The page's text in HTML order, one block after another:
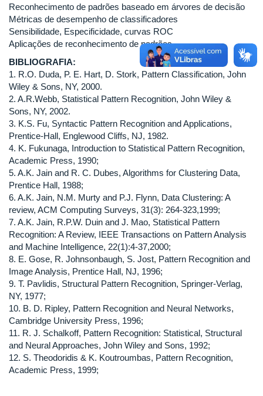
Reconhecimento de padrões baseado em árvores de decisão
Métricas de desempenho de classificadores
Sensibilidade, Especificidade, curvas ROC
Aplicações de reconhecimento de padrões
BIBLIOGRAFIA:
1. R.O. Duda, P. E. Hart, D. Stork, Pattern Classification, John
Wiley & Sons, NY, 2000.
2. A.R.Webb, Statistical Pattern Recognition, John Wiley &
Sons, NY, 2002.
3. K.S. Fu, Syntactic Pattern Recognition and Applications,
Prentice-Hall, Englewood Cliffs, NJ, 1982.
4. K. Fukunaga, Introduction to Statistical Pattern Recognition,
Academic Press, 1990;
5. A.K. Jain and R. C. Dubes, Algorithms for Clustering Data,
Prentice Hall, 1988;
6. A.K. Jain, N.M. Murty and P.J. Flynn, Data Clustering: A
review, ACM Computing Surveys, 31(3): 264-323,1999;
7. A.K. Jain, R.P.W. Duin and J. Mao, Statistical Pattern
Recognition: A Review, IEEE Transactions on Pattern Analysis
and Machine Intelligence, 22(1):4-37,2000;
8. E. Gose, R. Johnsonbaugh, S. Jost, Pattern Recognition and
Image Analysis, Prentice Hall, NJ, 1996;
9. T. Pavlidis, Structural Pattern Recognition, Springer-Verlag,
NY, 1977;
10. B. D. Ripley, Pattern Recognition and Neural Networks,
Cambridge University Press, 1996;
11. R. J. Schalkoff, Pattern Recognition: Statistical, Structural
and Neural Approaches, John Wiley and Sons, 1992;
12. S. Theodoridis & K. Koutroumbas, Pattern Recognition,
Academic Press, 1999;